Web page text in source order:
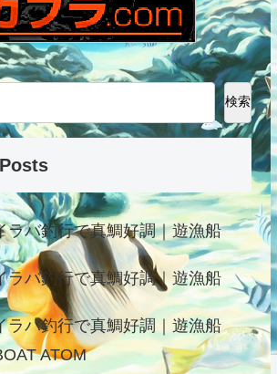
検索
ラバ釣行で真鯛好調｜遊漁船
ラバ釣行で真鯛好調｜遊漁船
ラバ釣行で真鯛好調｜遊漁船
ATOM